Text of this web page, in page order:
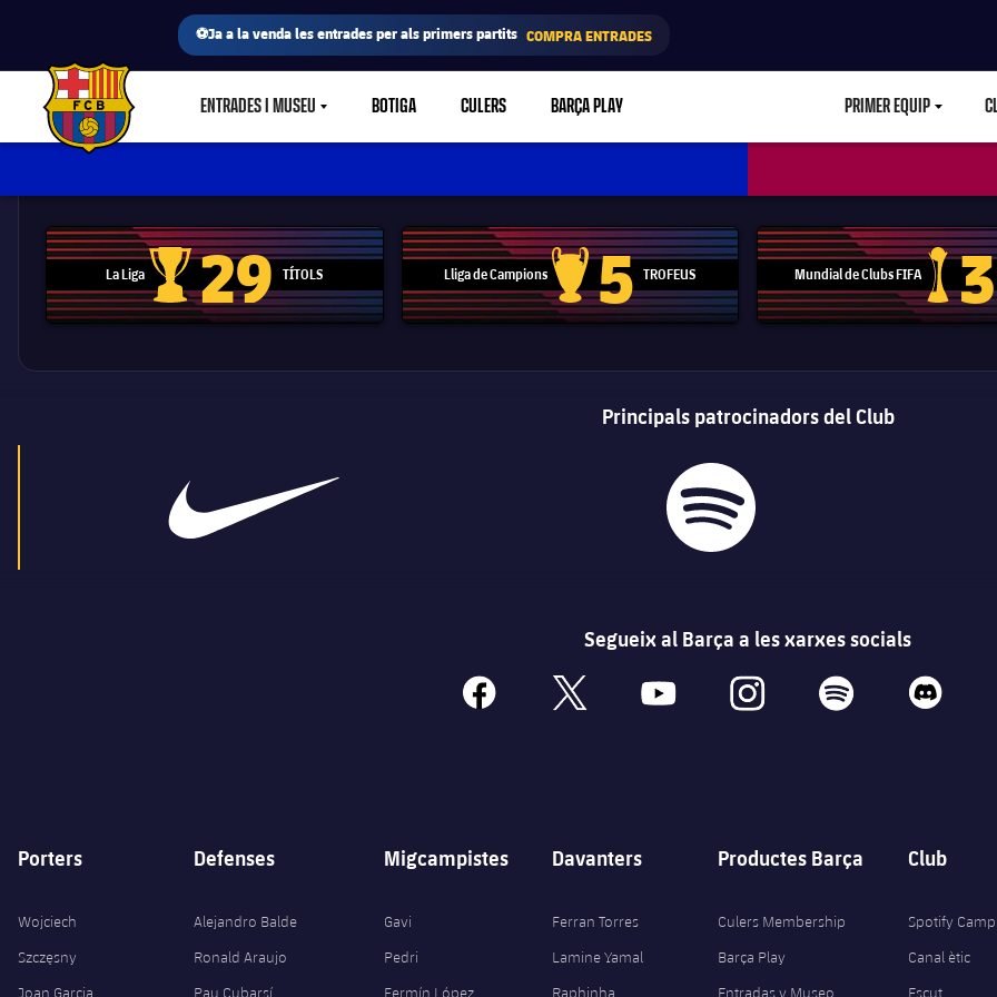
⚽Ja a la venda les entrades per als primers partits COMPRA ENTRADES
FC Barcelona club badge ENTRADES I MUSEULABEL.SHARE.CARETDOWN
BOTIGA CULERS BARÇA PLAY PRIMER EQUIP
La Liga
Trofeu de la Liga
29 TÍTOLS Lliga de Campions
Trofeu de la Lliga de Campions
5 TROFEUS Mundial de Clubs FIFA
Trofeu del
3
Principals patrocinadors del Club
Segueix al Barça a les xarxes socials
facebook x youtube instagram spotify discord
Porters
Wojciech
Szczęsny
Joan Garcia
Defenses
Alejandro Balde
Ronald Araujo
Pau Cubarsí
Migcampistes
Gavi
Pedri
Fermín López
Davanters
Ferran Torres
Lamine Yamal
Raphinha
Productes Barça
Culers Membership
Barça Play
Entradas y Museo
Club
Spotify
Canal ètic
Escut